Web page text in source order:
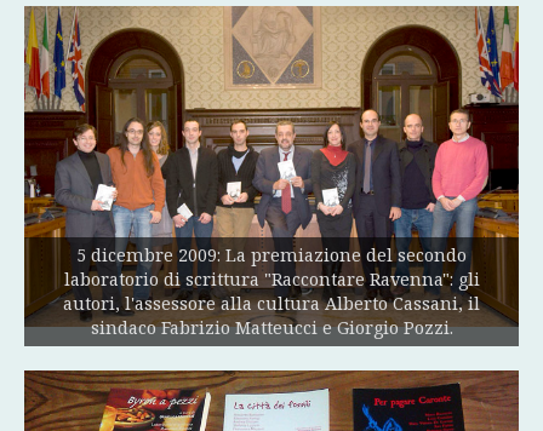
5 dicembre 2009: La premiazione del secondo
laboratorio di scrittura "Raccontare Ravenna": gli
autori, l'assessore alla cultura Alberto Cassani, il
sindaco Fabrizio Matteucci e Giorgio Pozzi.